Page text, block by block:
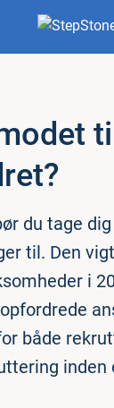
du tage
til. Den
i
både
inden